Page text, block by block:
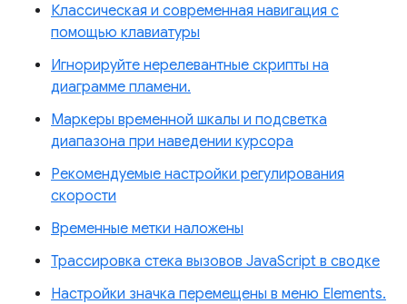
Классическая и современная навигация с
помощью клавиатуры
Игнорируйте нерелевантные скрипты на
диаграмме пламени.
Маркеры временной шкалы и подсветка
диапазона при наведении курсора
Рекомендуемые настройки регулирования
скорости
Временные метки наложены
Трассировка стека вызовов JavaScript в сводке
Настройки значка перемещены в меню Elements.